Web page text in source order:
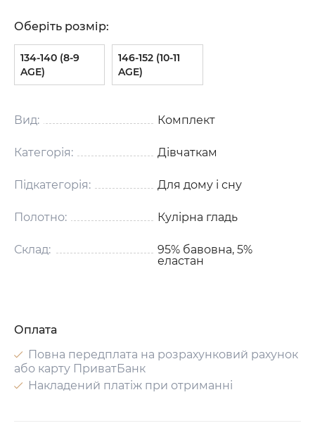
Оберіть розмір:
134-140 (8-9
AGE)
146-152 (10-11
AGE)
Вид: Комплект
Категорія: Дівчаткам
Підкатегорія: Для дому і сну
Полотно: Кулірна гладь
Склад:
95% бавовна, 5%
еластан
Оплата
Повна передплата на розрахунковий рахунок
або карту ПриватБанк
Накладений платіж при отриманні